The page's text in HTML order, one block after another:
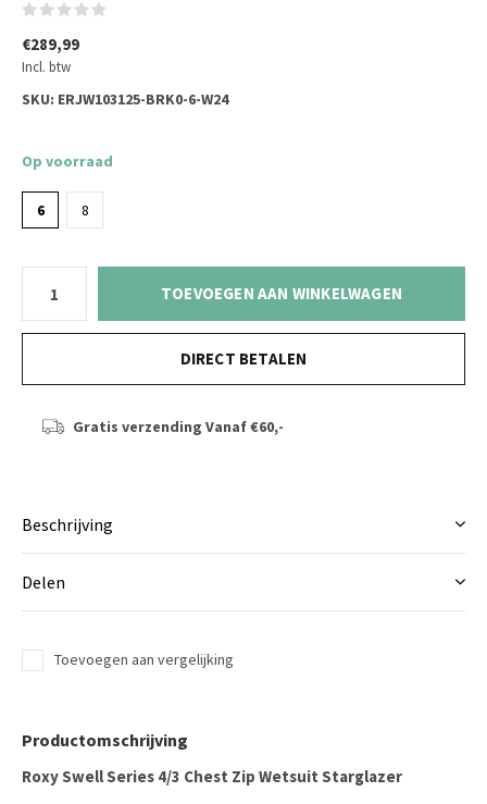
€289,99
Incl. btw
SKU: ERJW103125-BRK0-6-W24
Op voorraad
6 8
TOEVOEGEN AAN WINKELWAGEN
DIRECT BETALEN
Gratis verzending Vanaf €60,-
Beschrijving
Delen
Toevoegen aan vergelijking
Productomschrijving
Roxy Swell Series 4/3 Chest Zip Wetsuit Starglazer